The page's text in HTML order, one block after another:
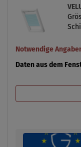
Notwendige
Daten aus dem